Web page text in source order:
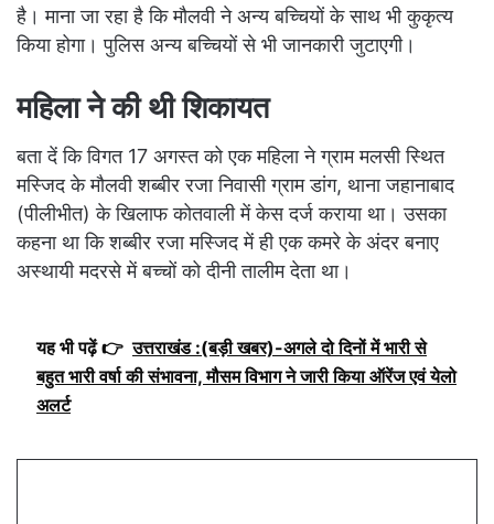
है। माना जा रहा है कि मौलवी ने अन्य बच्चियों के साथ भी कुकृत्य
किया होगा। पुलिस अन्य बच्चियों से भी जानकारी जुटाएगी।
महिला ने की थी शिकायत
बता दें कि विगत 17 अगस्त को एक महिला ने ग्राम मलसी स्थित
मस्जिद के मौलवी शब्बीर रजा निवासी ग्राम डांग, थाना जहानाबाद
(पीलीभीत) के खिलाफ कोतवाली में केस दर्ज कराया था। उसका
कहना था कि शब्बीर रजा मस्जिद में ही एक कमरे के अंदर बनाए
अस्थायी मदरसे में बच्चों को दीनी तालीम देता था।
यह भी पढ़ें 👉 उत्तराखंड :(बड़ी खबर)-अगले दो दिनों में भारी से
बहुत भारी वर्षा की संभावना, मौसम विभाग ने जारी किया ऑरेंज एवं येलो
अलर्ट